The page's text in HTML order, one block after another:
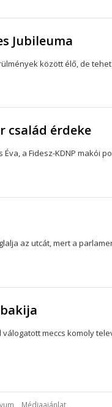
Jubileuma
között élő, de
család érdeke
a Fidesz-KDNP
az utcát, mert a
meccs komoly
Médiaajánlat